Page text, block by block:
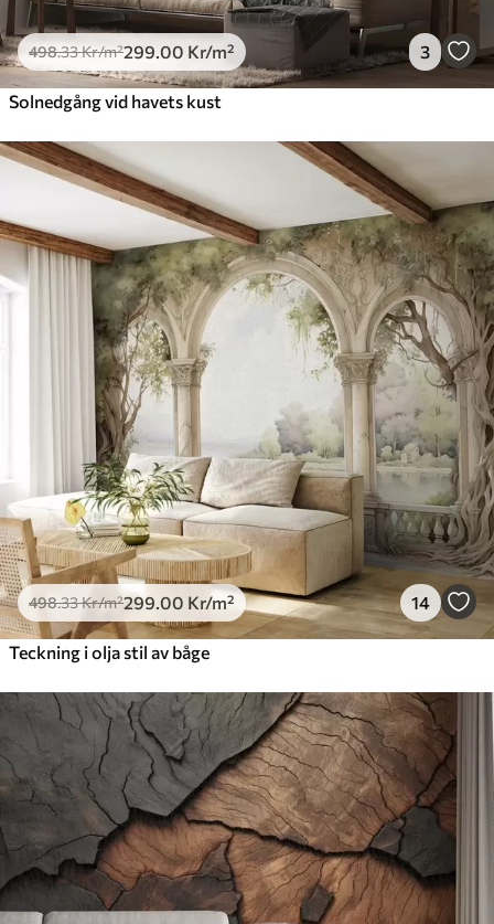
498.33Kr/m²299.00 Kr/m² 3
Solnedgång vid havets kust
498.33Kr/m²299.00 Kr/m² 14
Teckning i olja stil av båge